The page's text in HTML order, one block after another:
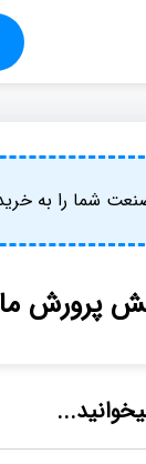
شما را به
پرورش